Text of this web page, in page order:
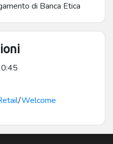
di Banca Etica
/Welcome